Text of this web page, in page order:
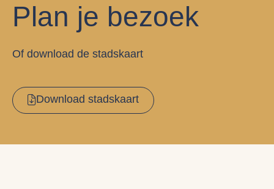
Plan je bezoek
Of download de stadskaart
Download stadskaart